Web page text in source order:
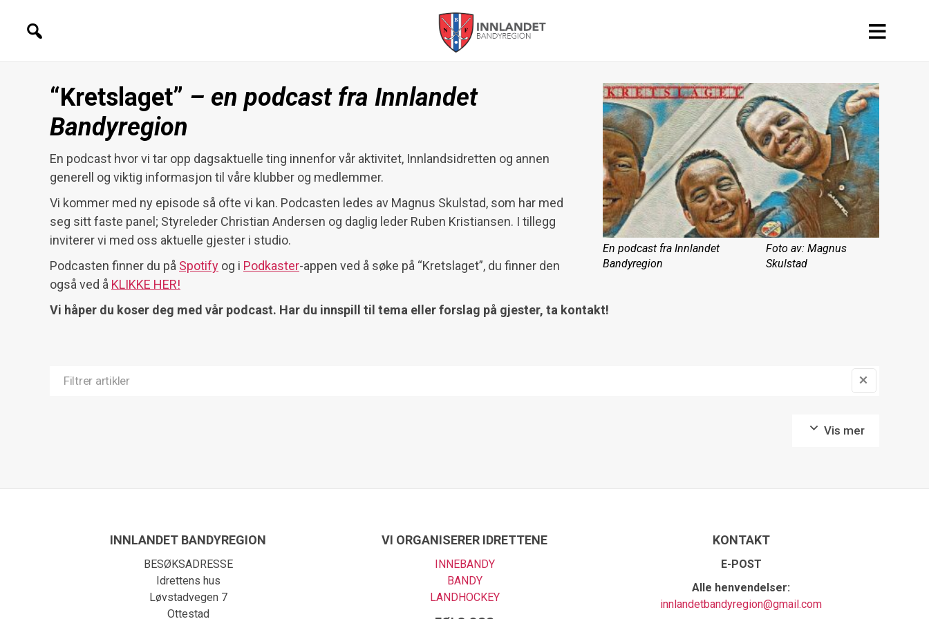
Bandyregion
En podcast fra Innlandet
Bandyregion
Foto av: Magnus
Skulstad
“Kretslaget” – en podcast fra Innlandet
Bandyregion
En podcast hvor vi tar opp dagsaktuelle ting innenfor vår aktivitet, Innlandsidretten og annen
generell og viktig informasjon til våre klubber og medlemmer.
Vi kommer med ny episode så ofte vi kan. Podcasten ledes av Magnus Skulstad, som har med
seg sitt faste panel; Styreleder Christian Andersen og daglig leder Ruben Kristiansen. I tillegg
inviterer vi med oss aktuelle gjester i studio.
Podcasten finner du på Spotify og i Podkaster-appen ved å søke på “Kretslaget”, du finner den
også ved å KLIKKE HER!
Vi håper du koser deg med vår podcast. Har du innspill til tema eller forslag på gjester, ta kontakt!
Vis mer
INNLANDET BANDYREGION
BESØKSADRESSE
Idrettens hus
Løvstadvegen 7
Ottestad
VI ORGANISERER IDRETTENE
INNEBANDY
BANDY
LANDHOCKEY
KONTAKT
E-POST
Alle henvendelser:
innlandetbandyregion@gmail.com